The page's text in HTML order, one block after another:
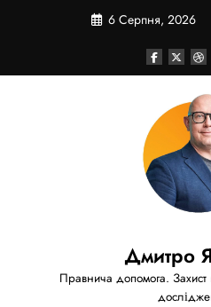
6 Серпня, 2026
Дмитро
Правнича допомога.